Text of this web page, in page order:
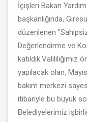
İçişleri Bakan
başkanlığında,
düzenlenen
Değerlendirme ve
katıldık.Valililiğimiz
yapılacak olan,
bakım merkezi
itibariyle bu büyuk
Belediyelerimiz